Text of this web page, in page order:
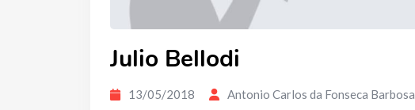
Julio Bellodi
13/05/2018 Antonio Carlos da Fonseca Barbosa